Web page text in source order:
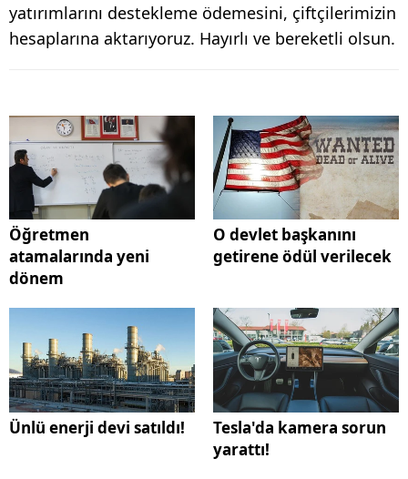
yatırımlarını destekleme ödemesini, çiftçilerimizin
hesaplarına aktarıyoruz. Hayırlı ve bereketli olsun.
Öğretmen
atamalarında yeni
dönem
O devlet başkanını
getirene ödül verilecek
Ünlü enerji devi satıldı!
Tesla'da kamera sorun
yarattı!